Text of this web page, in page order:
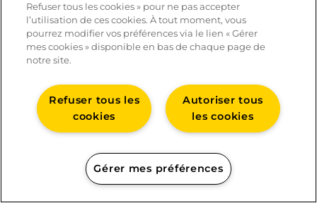
CONTACT
MENTIONS LÉGALES
POLITIQUE DE GESTION DES COOKIES
GÉRER MES COOKIES
Refuser tous les cookies » pour ne pas accepter
l’utilisation de ces cookies. À tout moment, vous
pourrez modifier vos préférences via le lien « Gérer
mes cookies » disponible en bas de chaque page de
notre site.
Autoriser tous
les cookies
Refuser tous les
cookies
Gérer mes préférences